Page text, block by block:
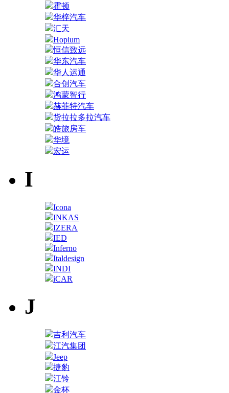
霍顿
华梓汽车
汇天
Hopium
恒信致远
华东汽车
华人运通
合创汽车
鸿蒙智行
赫菲特汽车
货拉拉多拉汽车
皓旅房车
华境
宏运
I
Icona
INKAS
IZERA
IED
Inferno
Italdesign
INDI
iCAR
J
吉利汽车
江汽集团
Jeep
捷豹
江铃
金杯